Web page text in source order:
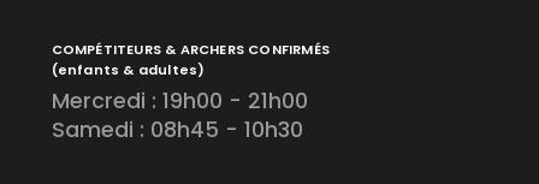
COMPÉTITEURS & ARCHERS CONFIRMÉS
(enfants & adultes)
Mercredi : 19h00 - 21h00
Samedi : 08h45 - 10h30